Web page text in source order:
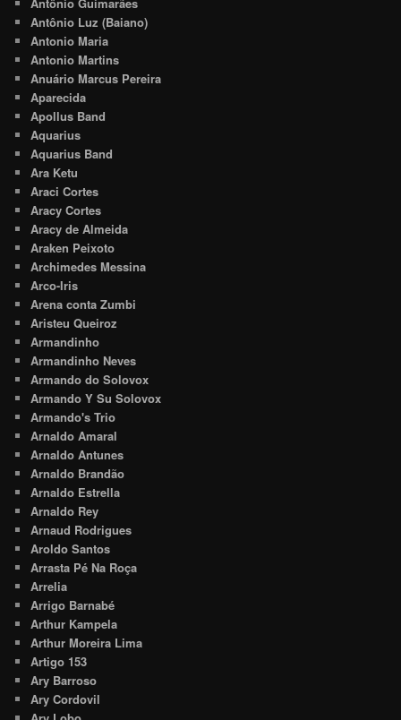
Antônio Guimarães
Antônio Luz (Baiano)
Antonio Maria
Antonio Martins
Anuário Marcus Pereira
Aparecida
Apollus Band
Aquarius
Aquarius Band
Ara Ketu
Araci Cortes
Aracy Cortes
Aracy de Almeida
Araken Peixoto
Archimedes Messina
Arco-Iris
Arena conta Zumbi
Aristeu Queiroz
Armandinho
Armandinho Neves
Armando do Solovox
Armando Y Su Solovox
Armando's Trio
Arnaldo Amaral
Arnaldo Antunes
Arnaldo Brandão
Arnaldo Estrella
Arnaldo Rey
Arnaud Rodrigues
Aroldo Santos
Arrasta Pé Na Roça
Arrelia
Arrigo Barnabé
Arthur Kampela
Arthur Moreira Lima
Artigo 153
Ary Barroso
Ary Cordovil